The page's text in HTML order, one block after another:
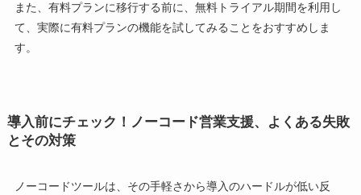
また、有料プランに移行する前に、無料トライアル期間を利用し
て、実際に有料プランの機能を試してみることをおすすめしま
す。
導入前にチェック！ノーコード営業支援、よくある失敗
とその対策
ノーコードツールは、その手軽さから導入のハードルが低い反